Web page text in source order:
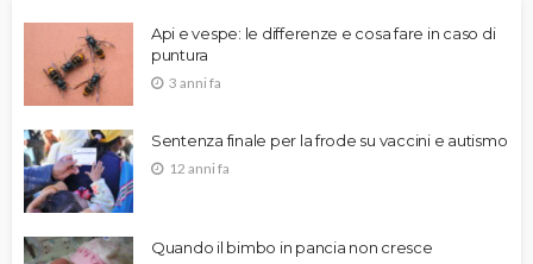
Api e vespe: le differenze e cosa fare in caso di
puntura
3 anni fa
Sentenza finale per la frode su vaccini e autismo
12 anni fa
Quando il bimbo in pancia non cresce